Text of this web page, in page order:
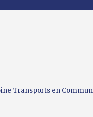
Transports en Commun